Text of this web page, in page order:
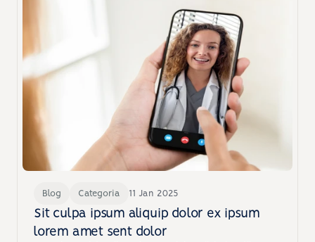
Blog Categoria 11 Jan 2025
Sit culpa ipsum aliquip dolor ex ipsum
lorem amet sent dolor